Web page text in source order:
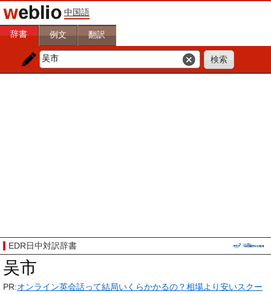
中国語
辞書 例文 翻訳
EDR日中対訳辞書
吴市
PR:オンライン英会話って結局いくらかかるの？相場より安いスクー